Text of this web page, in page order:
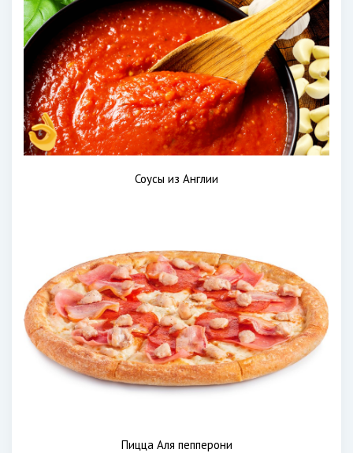
Соусы из Англии
Пицца Аля пепперони